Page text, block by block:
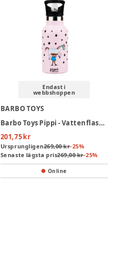
Endast i
webbshoppen
BARBO TOYS
Barbo Toys Pippi - Vattenflaska - Pink
201,75 kr
Ursprungligen269,00 kr-25%
Senaste lägsta pris269,00 kr-25%
Online